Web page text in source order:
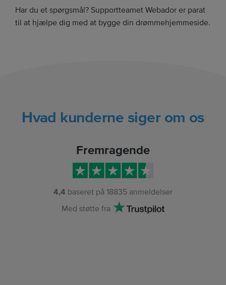
Har du et spørgsmål? Supportteamet Webador er parat
til at hjælpe dig med at bygge din drømmehjemmeside.
Hvad kunderne siger om os
Fremragende
4,4 baseret på 18835 anmeldelser
Med støtte fra